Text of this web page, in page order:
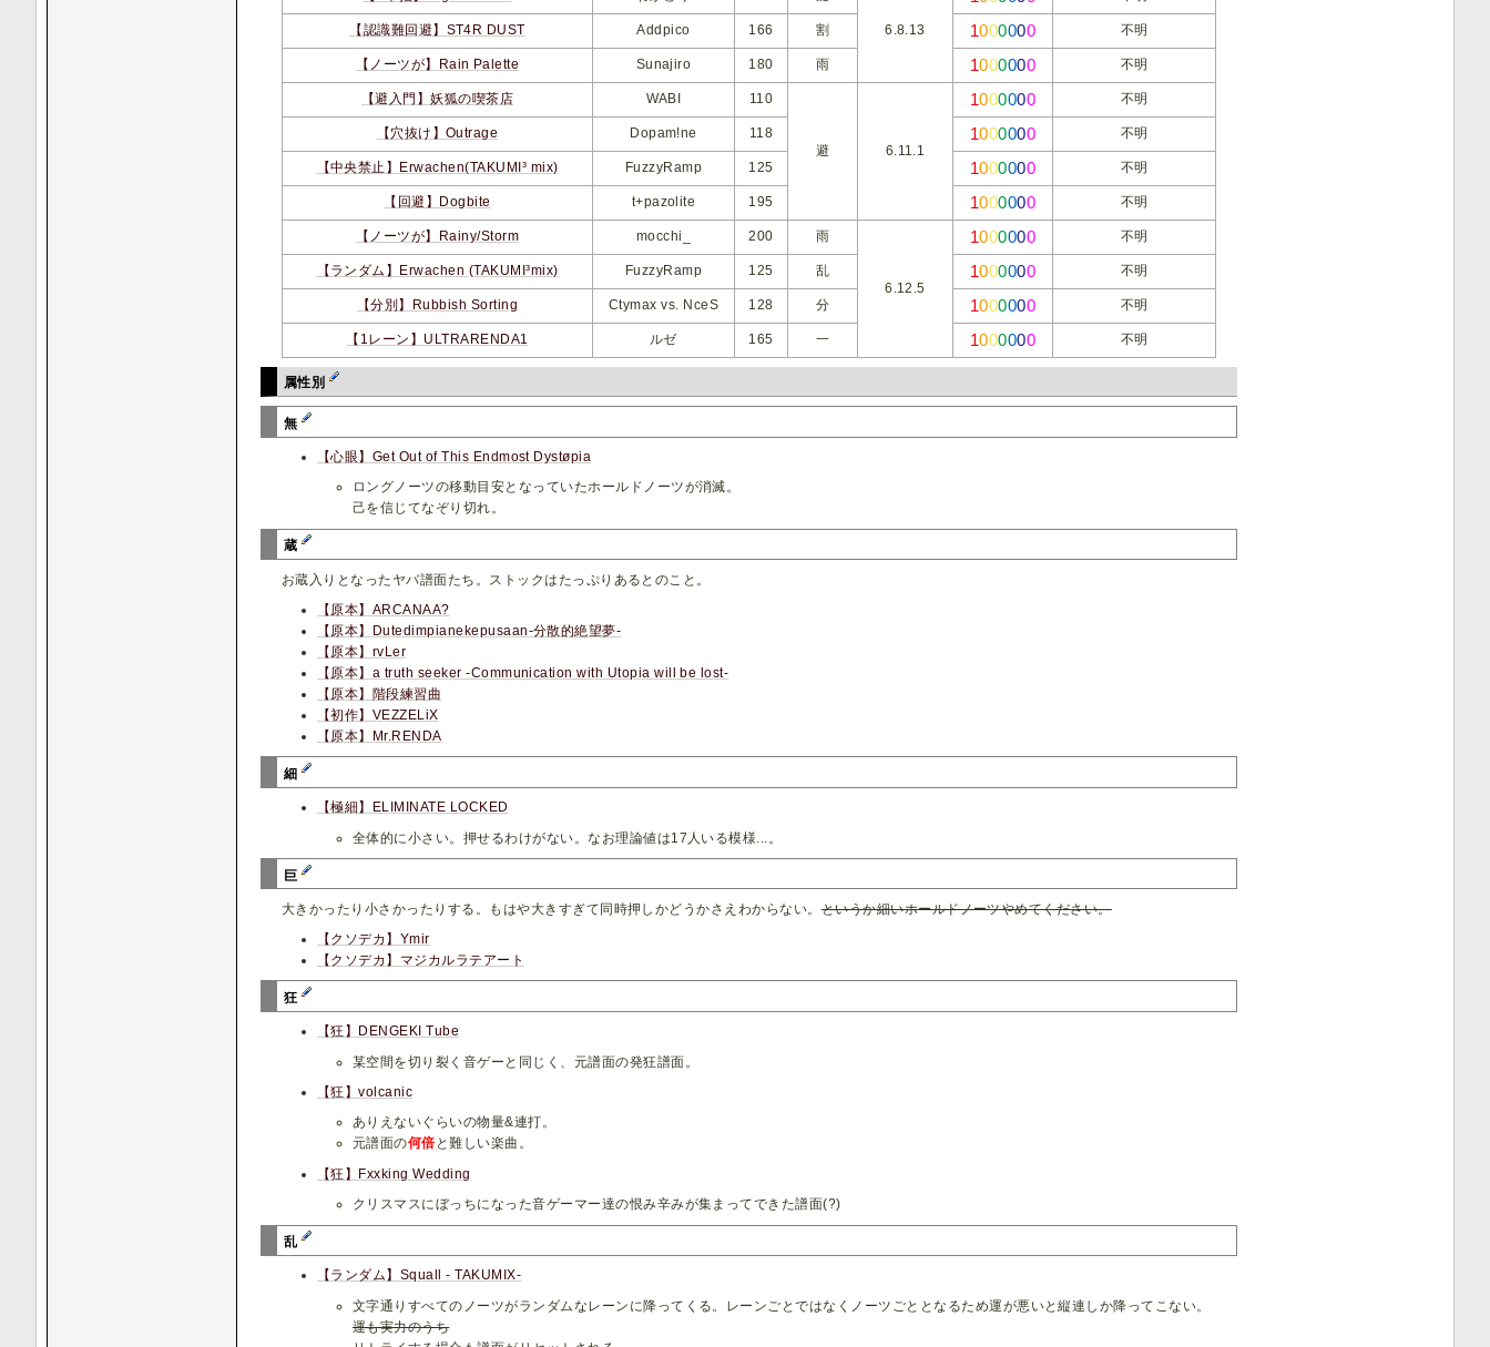
6.8.13
【認識難回避】ST4R DUST Addpico 166 割 1000000 不明
【ノーツが】Rain Palette Sunajiro 180 雨 1000000 不明
【避入門】妖狐の喫茶店 WABI 110
避 6.11.1
1000000 不明
【穴抜け】Outrage Dopam!ne 118 1000000 不明
【中央禁止】Erwachen(TAKUMI³ mix) FuzzyRamp 125 1000000 不明
【回避】Dogbite t+pazolite 195 1000000 不明
【ノーツが】Rainy/Storm mocchi_ 200 雨
6.12.5
1000000 不明
【ランダム】Erwachen (TAKUMI³mix) FuzzyRamp 125 乱 1000000 不明
【分別】Rubbish Sorting Ctymax vs. NceS 128 分 1000000 不明
【1レーン】ULTRARENDA1 ルゼ 165 一 1000000 不明
属性別
無
【心眼】Get Out of This Endmost Dystøpia
ロングノーツの移動目安となっていたホールドノーツが消滅。
己を信じてなぞり切れ。
蔵
お蔵入りとなったヤバ譜面たち。ストックはたっぷりあるとのこと。
【原本】ARCANAA?
【原本】Dutedimpianekepusaan-分散的絶望夢-
【原本】rvLer
【原本】a truth seeker -Communication with Utopia will be lost-
【原本】階段練習曲
【初作】VEZZELiX
【原本】Mr.RENDA
細
【極細】ELIMINATE LOCKED
全体的に小さい。押せるわけがない。なお理論値は17人いる模様...。
巨
大きかったり小さかったりする。もはや大きすぎて同時押しかどうかさえわからない。というか細いホールドノーツやめてください。
【クソデカ】Ymir
【クソデカ】マジカルラテアート
狂
【狂】DENGEKI Tube
某空間を切り裂く音ゲーと同じく、元譜面の発狂譜面。
【狂】volcanic
ありえないぐらいの物量&連打。
元譜面の何倍 と難しい楽曲。
【狂】Fxxking Wedding
クリスマスにぼっちになった音ゲーマー達の恨み辛みが集まってできた譜面(?)
乱
【ランダム】Squall - TAKUMIX-
文字通りすべてのノーツがランダムなレーンに降ってくる。レーンごとではなくノーツごととなるため運が悪いと縦連しか降ってこない。
運も実力のうち